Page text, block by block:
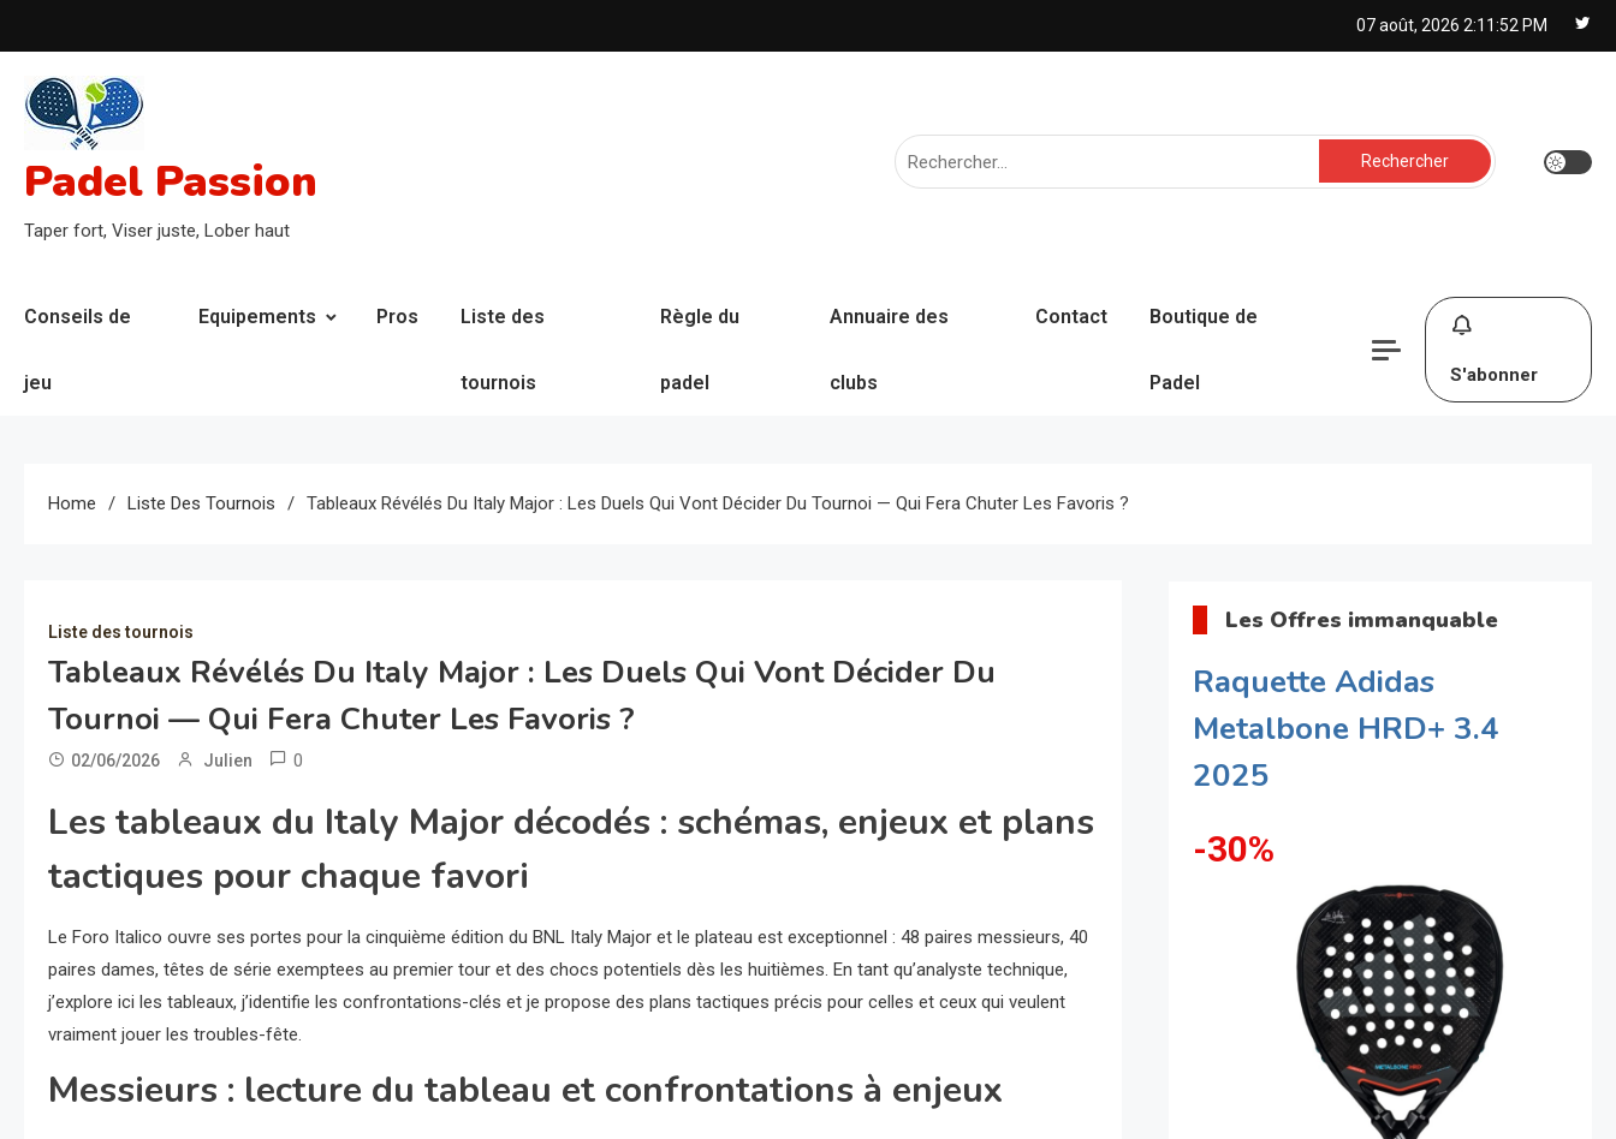
to
content
07 août, 2026 2:11:53 PM
Padel Passion
Taper fort, Viser juste, Lober haut
Rechercher :
Conseils de
jeu
Equipements Pros Liste des
tournois
Règle du
padel
Annuaire des
clubs
Contact Boutique de
Padel S'abonner
Home Liste Des Tournois Tableaux Révélés Du Italy Major : Les Duels Qui Vont Décider Du Tournoi — Qui Fera Chuter Les Favoris ?
Liste des tournois
Tableaux Révélés Du Italy Major : Les Duels Qui Vont Décider Du
Tournoi — Qui Fera Chuter Les Favoris ?
02/06/2026 Julien 0
Les tableaux du Italy Major décodés : schémas, enjeux et plans
tactiques pour chaque favori
Le Foro Italico ouvre ses portes pour la cinquième édition du BNL Italy Major et le plateau est exceptionnel : 48 paires messieurs, 40
paires dames, têtes de série exemptees au premier tour et des chocs potentiels dès les huitièmes. En tant qu’analyste technique,
j’explore ici les tableaux, j’identifie les confrontations-clés et je propose des plans tactiques précis pour celles et ceux qui veulent
vraiment jouer les troubles-fête.
Messieurs : lecture du tableau et confrontations à enjeux
Les Offres immanquable
Raquette Adidas
Metalbone HRD+ 3.4
2025
-30%